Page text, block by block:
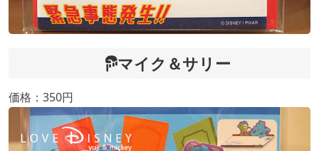
マイク＆サリー
価格：350円